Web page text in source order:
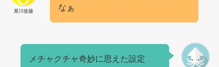
犀川後藤
なぁ
メチャクチャ奇妙に思えた設定